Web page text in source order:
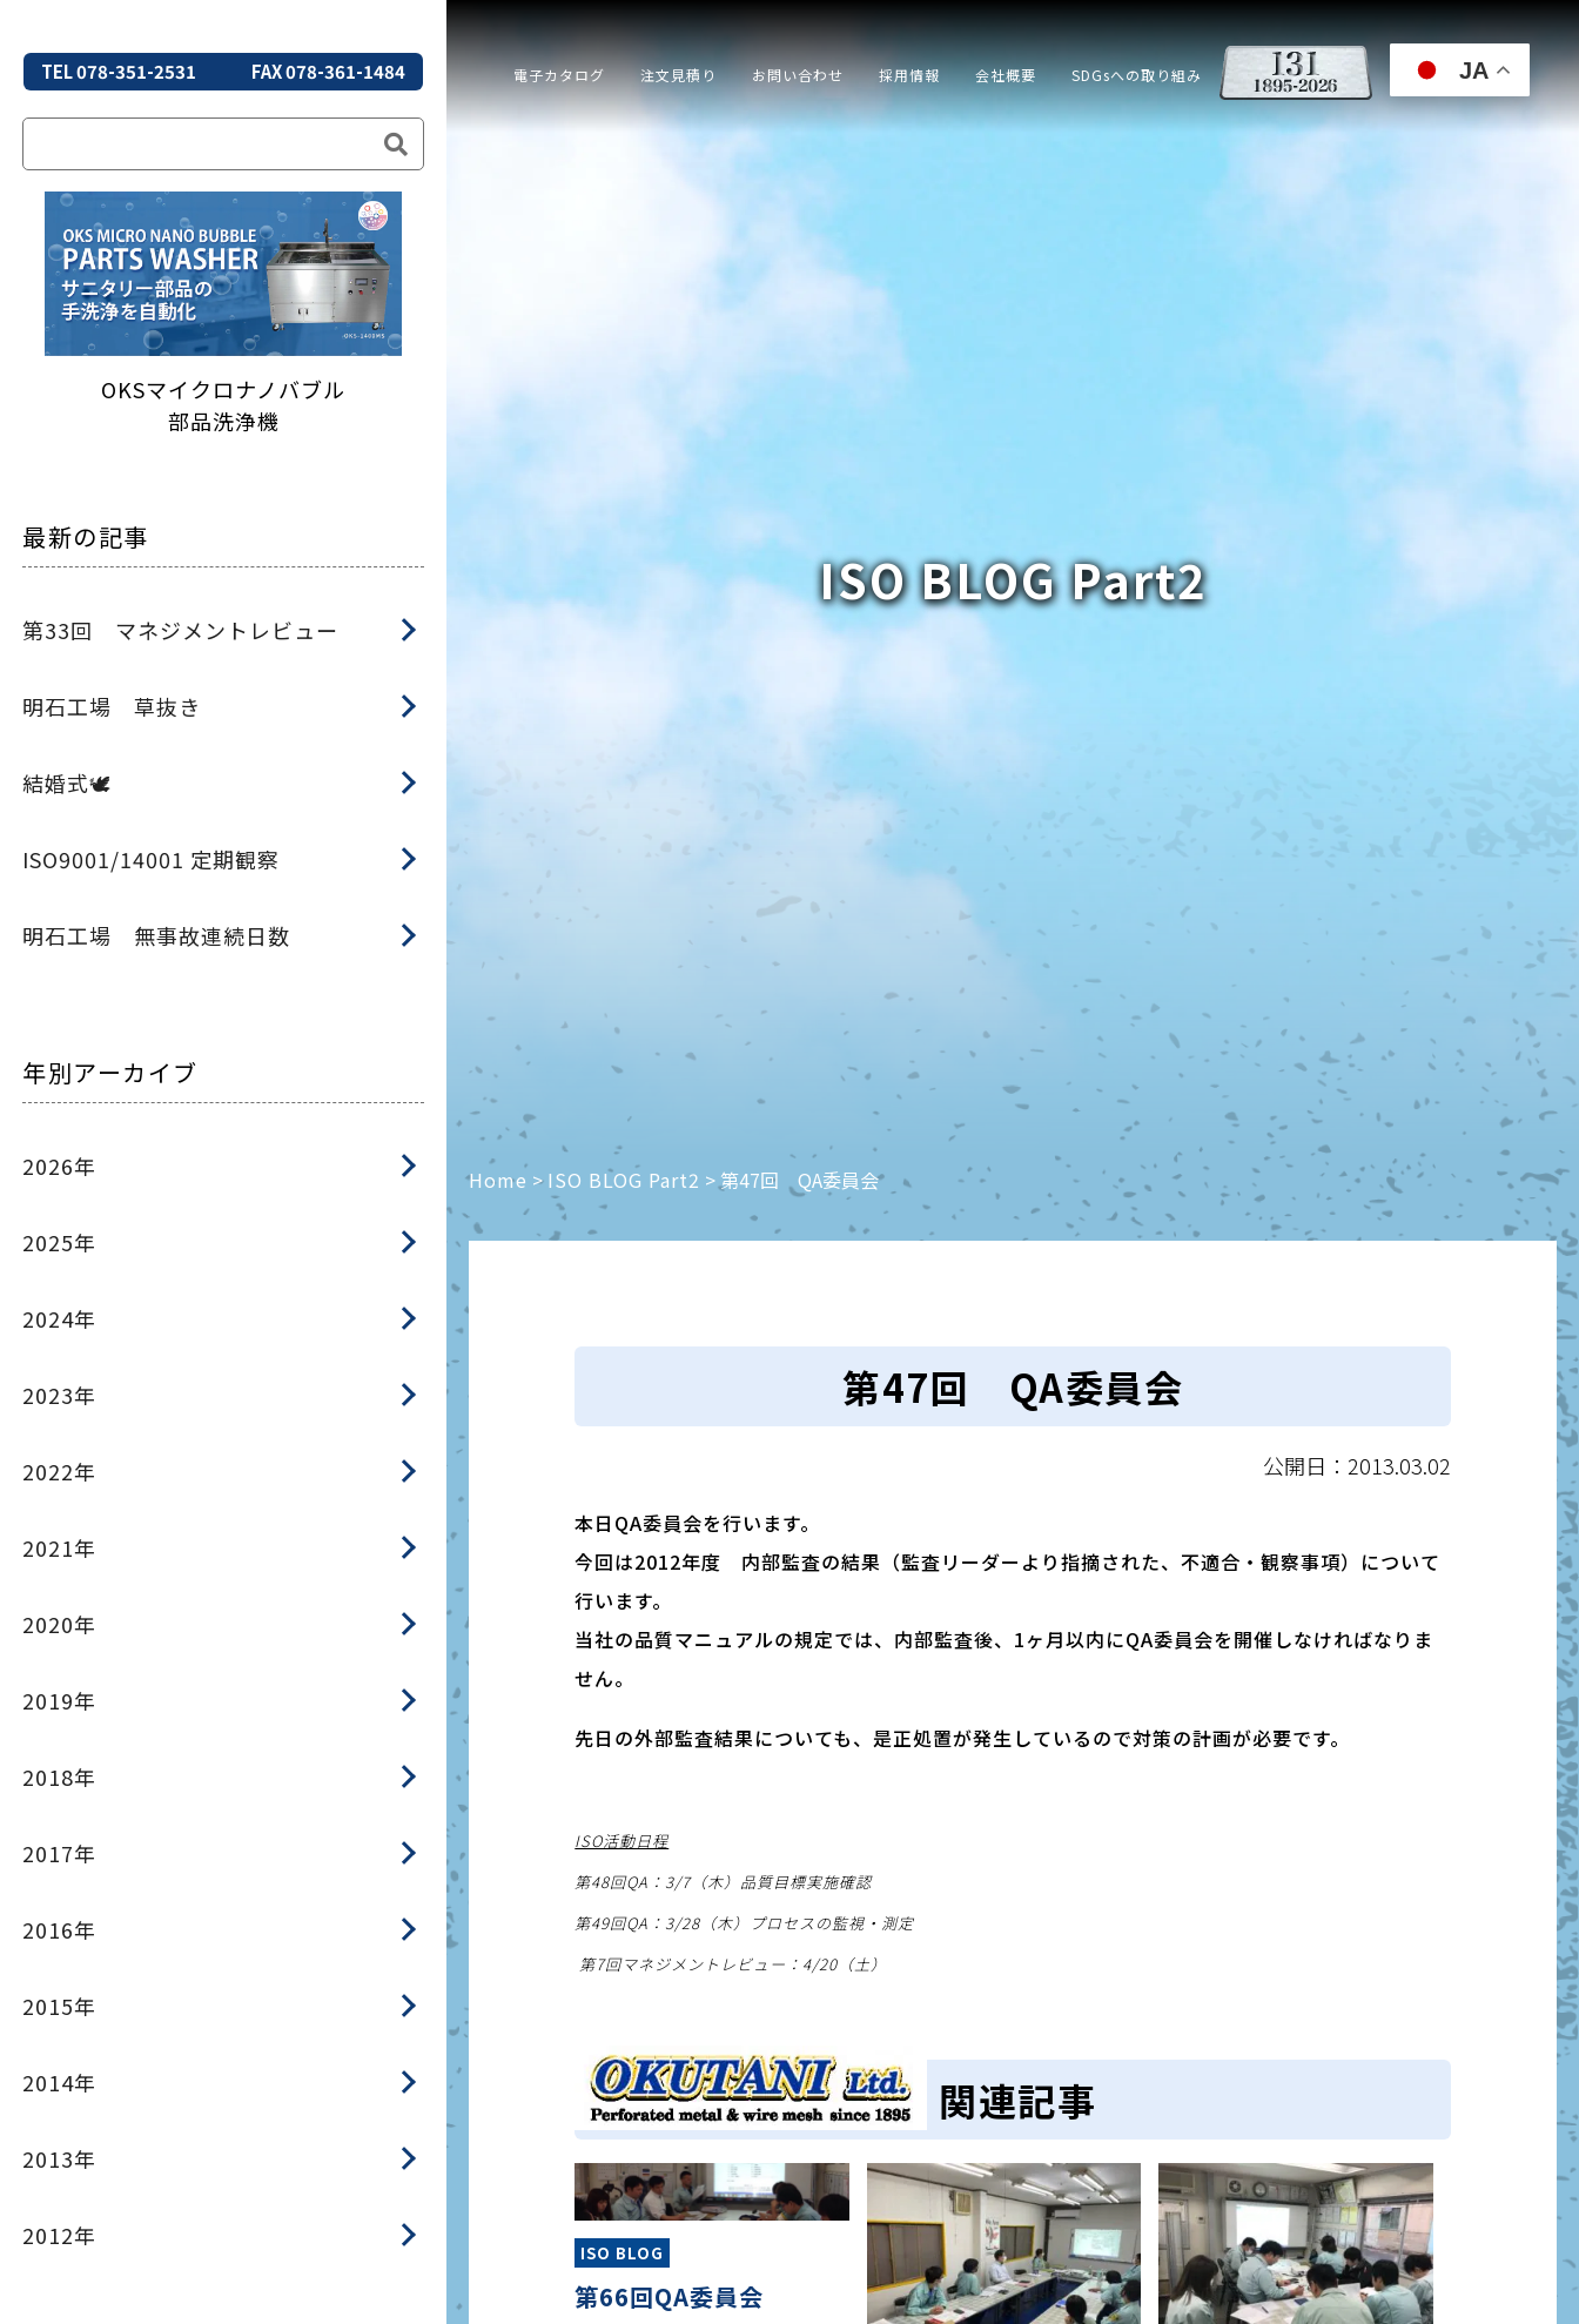
TEL 078-351-2531 FAX 078-361-1484
OKSマイクロナノバブル
部品洗浄機
最新の記事
第33回 マネジメントレビュー
明石工場 草抜き
結婚式🕊️
ISO9001/14001 定期観察
明石工場 無事故連続日数
年別アーカイブ
2026年
2025年
2024年
2023年
2022年
2021年
2020年
2019年
2018年
2017年
2016年
2015年
2014年
2013年
2012年
ISO BLOG Part2
電子カタログ 注文見積り お問い合わせ 採用情報 会社概要 SDGsへの取り組み JA
Home >ISO BLOG Part2 >第47回 QA委員会
第47回 QA委員会
公開日：2013.03.02
本日QA委員会を行います。
今回は2012年度 内部監査の結果（監査リーダーより指摘された、不適合・観察事項）について
行います。
当社の品質マニュアルの規定では、内部監査後、1ヶ月以内にQA委員会を開催しなければなりま
せん。
先日の外部監査結果についても、是正処置が発生しているので対策の計画が必要です。
ISO活動日程
第48回QA：3/7（木）品質目標実施確認
第49回QA：3/28（木）プロセスの監視・測定
第7回マネジメントレビュー：4/20（土）
関連記事
ISO BLOG
第66回QA委員会